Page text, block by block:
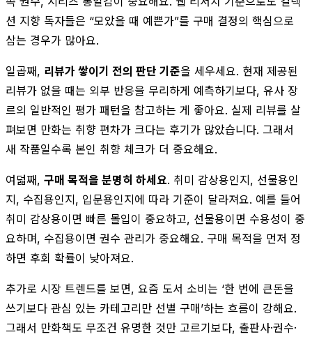
션 지향 독자들은 “모았을 때 예쁜가”를 구매 결정의 핵심으로
삼는 경우가 많아요.
일곱째, 리뷰가 쌓이기 전의 판단 기준을 세우세요. 현재 제공된
리뷰가 없을 때는 외부 반응을 무리하게 예측하기보다, 유사 장
르의 일반적인 평가 패턴을 참고하는 게 좋아요. 실제 리뷰를 살
펴보면 만화는 취향 편차가 크다는 후기가 많았습니다. 그래서
새 작품일수록 본인 취향 체크가 더 중요해요.
여덟째, 구매 목적을 분명히 하세요. 취미 감상용인지, 선물용인
지, 수집용인지, 입문용인지에 따라 기준이 달라져요. 예를 들어
취미 감상용이면 빠른 몰입이 중요하고, 선물용이면 수용성이 중
요하며, 수집용이면 권수 관리가 중요해요. 구매 목적을 먼저 정
하면 후회 확률이 낮아져요.
추가로 시장 트렌드를 보면, 요즘 도서 소비는 ‘한 번에 큰돈을
쓰기보다 관심 있는 카테고리만 선별 구매’하는 흐름이 강해요.
그래서 만화책도 무조건 유명한 것만 고르기보다, 출판사·권수·